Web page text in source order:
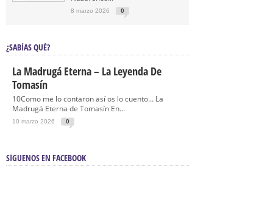
8 marzo 2026 0
¿SABÍAS QUÉ?
La Madrugá Eterna – La Leyenda De
Tomasín
10Como me lo contaron así os lo cuento… La
Madrugá Eterna de Tomasín En...
10 marzo 2026 0
SÍGUENOS EN FACEBOOK